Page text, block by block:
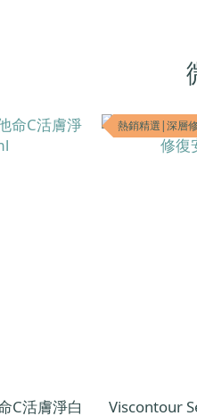
C活膚淨白
熱銷精選|深層
Viscontour